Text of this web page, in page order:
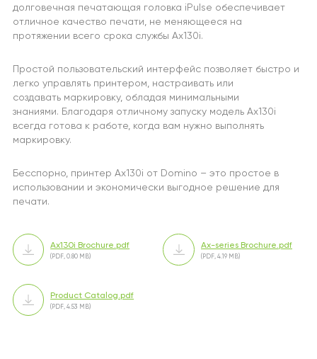
долговечная печатающая головка iPulse обеспечивает
отличное качество печати, не меняющееся на
протяжении всего срока службы Ax130i.
Простой пользовательский интерфейс позволяет быстро и
легко управлять принтером, настраивать или
создавать маркировку, обладая минимальными
знаниями. Благодаря отличному запуску модель Ax130i
всегда готова к работе, когда вам нужно выполнять
маркировку.
Бесспорно, принтер Ax130i от Domino – это простое в
использовании и экономически выгодное решение для
печати.
Ax130i Brochure.pdf
(PDF, 0.80 MB)
Ax-series Brochure.pdf
(PDF, 4.19 MB)
Product Catalog.pdf
(PDF, 4.53 MB)